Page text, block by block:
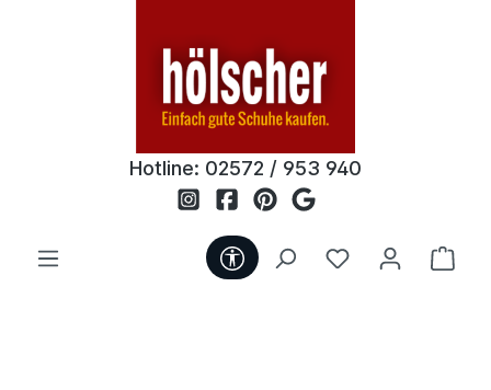
Hotline: 02572 / 953 940
Werkzeugleiste anzeigen
Du hast 0